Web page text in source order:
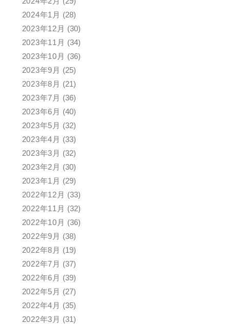
2024年1月 (28)
2023年12月 (30)
2023年11月 (34)
2023年10月 (36)
2023年9月 (25)
2023年8月 (21)
2023年7月 (36)
2023年6月 (40)
2023年5月 (32)
2023年4月 (33)
2023年3月 (32)
2023年2月 (30)
2023年1月 (29)
2022年12月 (33)
2022年11月 (32)
2022年10月 (36)
2022年9月 (38)
2022年8月 (19)
2022年7月 (37)
2022年6月 (39)
2022年5月 (27)
2022年4月 (35)
2022年3月 (31)